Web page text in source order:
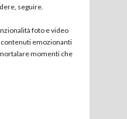
seguire.
foto e video
emozionanti
momenti che